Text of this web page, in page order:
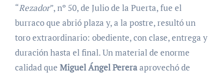
“Rezador”, nº 50, de Julio de la Puerta, fue el
burraco que abrió plaza y, a la postre, resultó un
toro extraordinario: obediente, con clase, entrega y
duración hasta el final. Un material de enorme
calidad que Miguel Ángel Pereraaprovechó de